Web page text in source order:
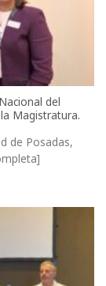
del
Magistratura.
de Posadas,